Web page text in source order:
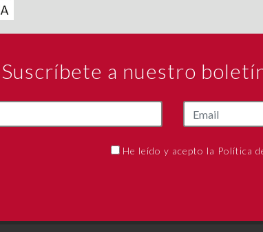
Suscríbete a nuestro
He leído y acepto la Política